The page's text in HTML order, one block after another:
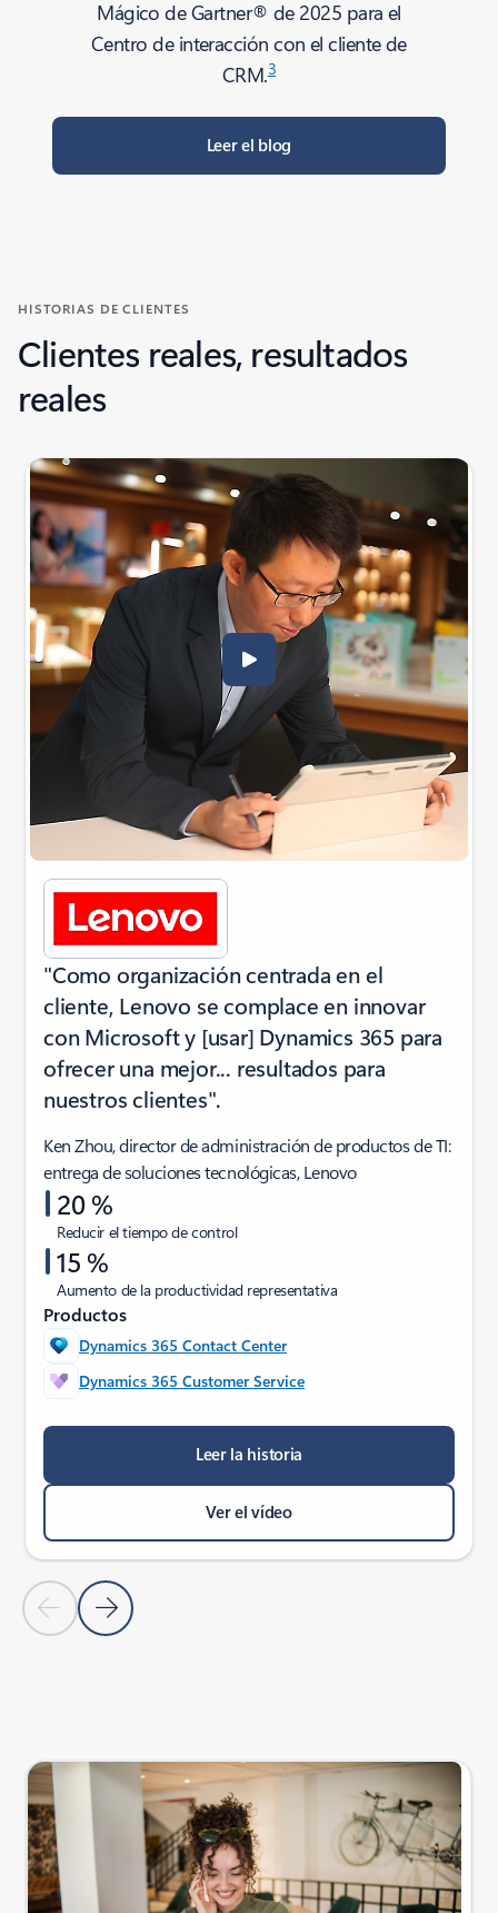
Mágico de Gartner® de 2025 para el
Centro de interacción con el cliente de
CRM.3
Leer el blog
HISTORIAS DE CLIENTES
Clientes reales, resultados
reales
Indicador {0} {1} de diapositiva
Diapositiva anterior
Diapositiva siguiente
"Como organización centrada en el
cliente, Lenovo se complace en innovar
con Microsoft y [usar] Dynamics 365 para
ofrecer una mejor... resultados para
nuestros clientes".
Ken Zhou, director de administración de productos de TI:
entrega de soluciones tecnológicas, Lenovo
20 %
Reducir el tiempo de control
15 %
Aumento de la productividad representativa
Productos
Dynamics 365 Contact Center
Dynamics 365 Customer Service
Leer la historia
Ver el vídeo